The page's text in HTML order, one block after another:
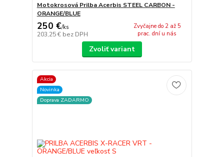
Motokrosová Prilba Acerbis STEEL CARBON -
ORANGE/BLUE
250 €/ks
203,25 € bez DPH
Zvyčajne do 2 až 5
prac. dní u nás
Zvoliť variant
Akcia
Novinka
Doprava ZADARMO